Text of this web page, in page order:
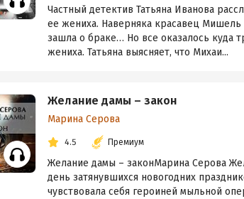
Частный детектив Татьяна Иванова
ее жениха. Наверняка красавец
зашла о браке… Но все оказалось куда
жениха. Татьяна выясняет, что Михаи...
Желание дамы – закон
Марина Серова
4.5 Премиум
Желание дамы – законМарина Серова
день затянувшихся новогодних
чувствовала себя героиней мыльной